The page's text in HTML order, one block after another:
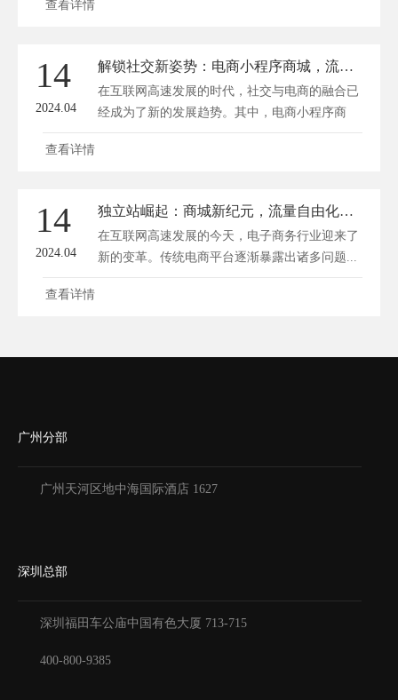
查看详情
14
2024.04
解锁社交新姿势：电商小程序商城，流量变现新天地！
在互联网高速发展的时代，社交与电商的融合已
经成为了新的发展趋势。其中，电商小程序商
城...
查看详情
14
2024.04
独立站崛起：商城新纪元，流量自由化之路
在互联网高速发展的今天，电子商务行业迎来了
新的变革。传统电商平台逐渐暴露出诸多问题...
查看详情
广州分部
广州天河区地中海国际酒店 1627
深圳总部
深圳福田车公庙中国有色大厦 713-715
400-800-9385